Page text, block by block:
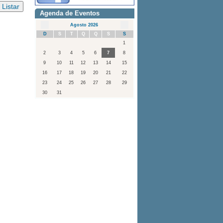
Agenda de Eventos
Agosto 2026
D
S T Q Q S
S
1
2
3 4 5 6 7
8
9
10 11 12 13 14
15
16
17 18 19 20 21
22
23
24 25 26 27 28
29
30
31